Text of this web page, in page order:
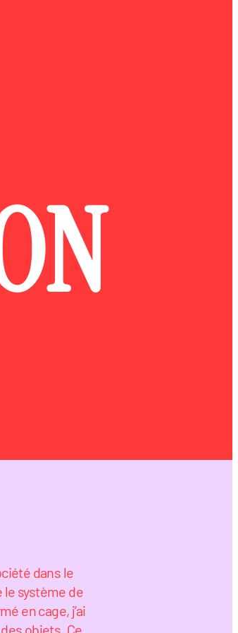
dans le
le système de
en cage, j’ai
objets. Ce